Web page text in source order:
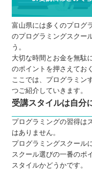
富山県には多くのプログ
のプログラミングスクー
う。
大切な時間とお金を無駄
のポイントを押さえてお
ここでは、プログラミン
つご紹介していきます。
受講スタイルは自分
プログラミングの習得は
はありません。
プログラミングスクール
スクール選びの一番のポ
スタイルかどうかです。